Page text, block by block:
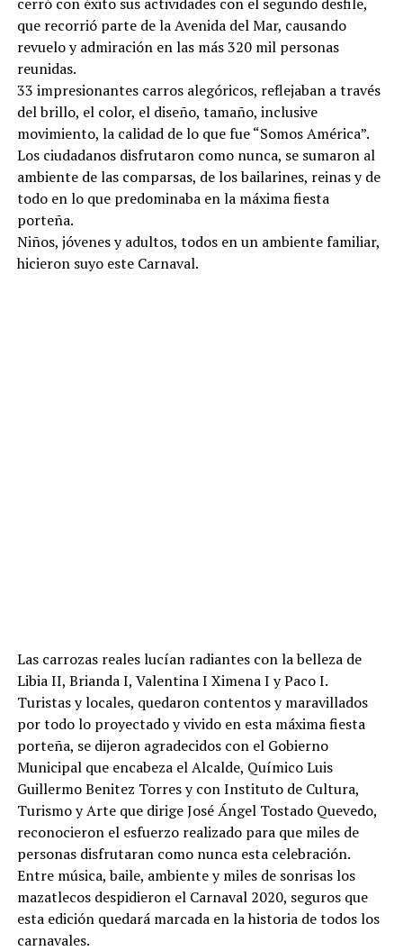
que recorrió parte de la Avenida del Mar, causando
revuelo y admiración en las más 320 mil personas
reunidas.
33 impresionantes carros alegóricos, reflejaban a través
del brillo, el color, el diseño, tamaño, inclusive
movimiento, la calidad de lo que fue “Somos América”.
Los ciudadanos disfrutaron como nunca, se sumaron al
ambiente de las comparsas, de los bailarines, reinas y de
todo en lo que predominaba en la máxima fiesta
porteña.
Niños, jóvenes y adultos, todos en un ambiente familiar,
hicieron suyo este Carnaval.
Las carrozas reales lucían radiantes con la belleza de
Libia II, Brianda I, Valentina I Ximena I y Paco I.
Turistas y locales, quedaron contentos y maravillados
por todo lo proyectado y vivido en esta máxima fiesta
porteña, se dijeron agradecidos con el Gobierno
Municipal que encabeza el Alcalde, Químico Luis
Guillermo Benitez Torres y con Instituto de Cultura,
Turismo y Arte que dirige José Ángel Tostado Quevedo,
reconocieron el esfuerzo realizado para que miles de
personas disfrutaran como nunca esta celebración.
Entre música, baile, ambiente y miles de sonrisas los
mazatlecos despidieron el Carnaval 2020, seguros que
esta edición quedará marcada en la historia de todos los
carnavales.